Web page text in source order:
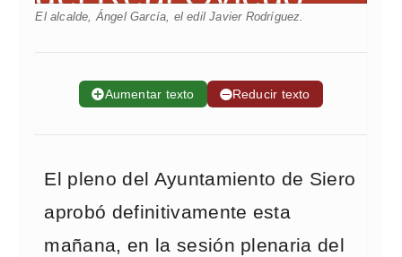
El alcalde, Ángel García, el edil Javier Rodríguez.
➕Aumentar texto ➖Reducir texto
El pleno del Ayuntamiento de Siero
aprobó definitivamente esta
mañana, en la sesión plenaria del